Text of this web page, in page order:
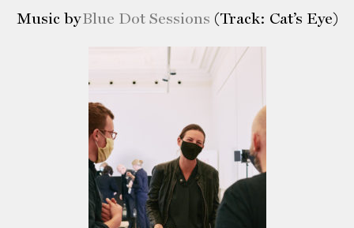
Music byBlue Dot Sessions (Track: Cat’s Eye)